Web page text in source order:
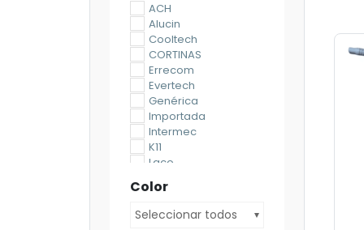
ACH
Alucin
Cooltech
CORTINAS
Errecom
Evertech
Genérica
Importada
Intermec
K11
Laco
Magnific
MXM
MXM OIL
Color
Seleccionar todos